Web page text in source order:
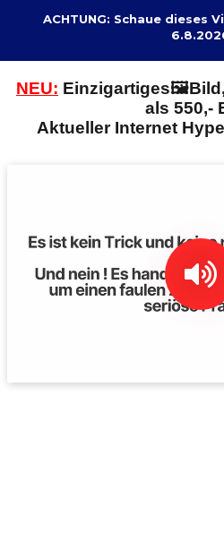
ACHTUNG: Schaue dieses
NEU: E
als 550,-
Aktueller Internet